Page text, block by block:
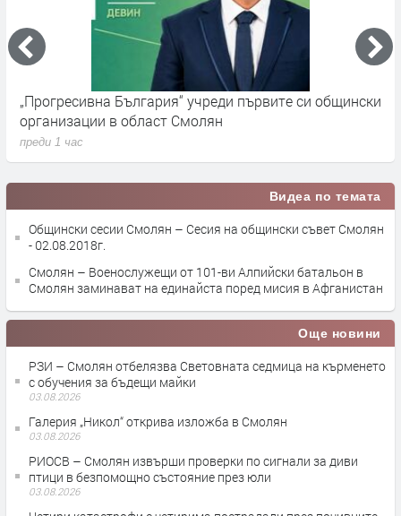
„Прогресивна България“ учреди първите си общински
организации в област Смолян
преди 1 час
Видеа по темата
Общински сесии Смолян – Сесия на общински съвет Смолян
- 02.08.2018г.
Смолян – Военослужещи от 101-ви Алпийски батальон в
Смолян заминават на единайста поред мисия в Афганистан
Още новини
РЗИ – Смолян отбелязва Световната седмица на кърменето
с обучения за бъдещи майки
03.08.2026
Галерия „Никол“ открива изложба в Смолян
03.08.2026
РИОСВ – Смолян извърши проверки по сигнали за диви
птици в безпомощно състояние през юли
03.08.2026